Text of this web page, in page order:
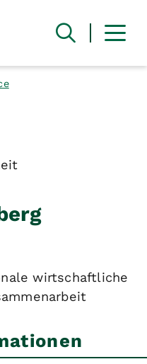
wirtschaftliche